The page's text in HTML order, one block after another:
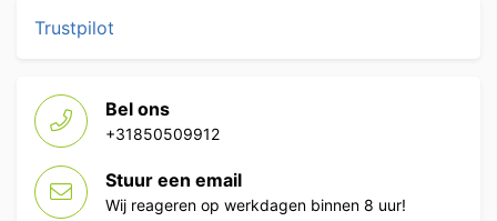
Trustpilot
Bel ons
+31850509912
Stuur een email
Wij reageren op werkdagen binnen 8 uur!